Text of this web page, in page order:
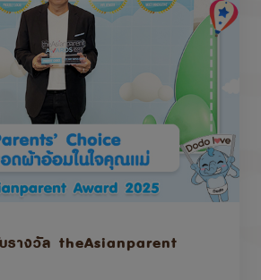
รางวัล theAsianparent